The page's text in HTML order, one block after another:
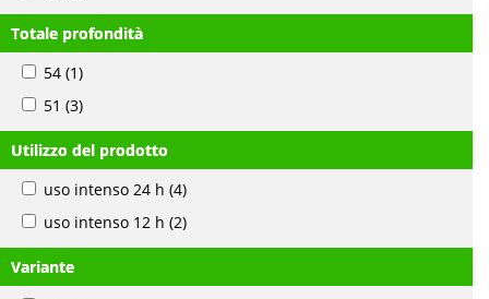
Totale profondità
54 (1)
51 (3)
Utilizzo del prodotto
uso intenso 24 h (4)
uso intenso 12 h (2)
Variante